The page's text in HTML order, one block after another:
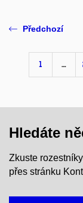
Předchozí
1 …
Hledáte
Zkuste
přes stránku